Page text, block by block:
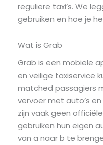
reguliere taxi’s. We
gebruiken en hoe je
Wat is Grab
Grab is een mobiele
en veilige taxiservice
matched passagiers
vervoer met auto’s
zijn vaak geen
gebruiken hun eigen
van a naar b te